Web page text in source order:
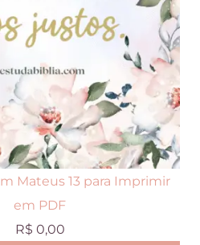
Mateus 13 para Imprimir
em PDF
R$ 0,00